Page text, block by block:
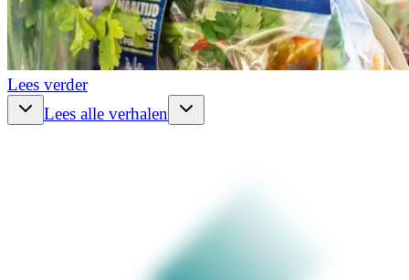
Lees verder
Lees alle verhalen